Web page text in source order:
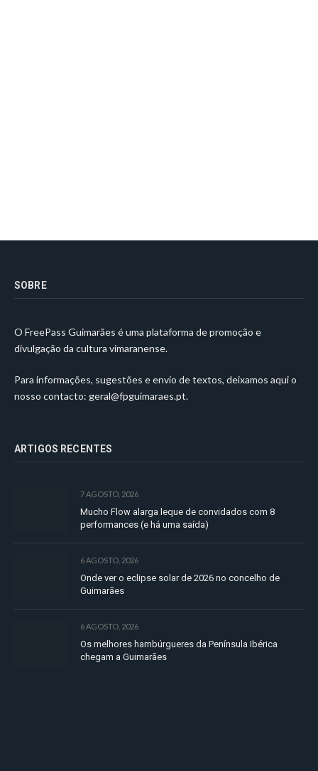
SOBRE
O FreePass Guimarães é uma plataforma de promoção e
divulgação da cultura vimaranense.
Para informações, sugestões e envio de textos, deixamos aqui o
nosso contacto: geral@fpguimaraes.pt.
ARTIGOS RECENTES
7 AGOSTO, 2026
Mucho Flow alarga leque de convidados com 8
performances (e há uma saída)
6 AGOSTO, 2026
Onde ver o eclipse solar de 2026 no concelho de
Guimarães
6 AGOSTO, 2026
Os melhores hambúrgueres da Península Ibérica
chegam a Guimarães